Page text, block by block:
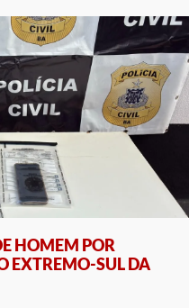
HOMEM POR
EXTREMO-SUL DA